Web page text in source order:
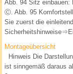
Abb. 94 Sitz
Ⓒ. Abb. 95
Sie zuerst die
Montageübersicht
Hinweis Die
ist sinngemäß daraus